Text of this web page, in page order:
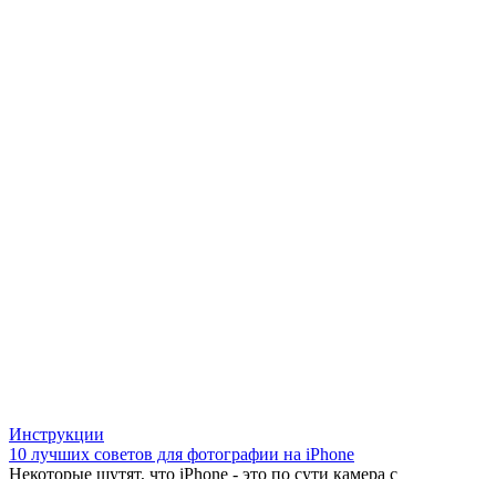
Инструкции
10 лучших советов для фотографии на iPhone
Некоторые шутят, что iPhone - это по сути камера с